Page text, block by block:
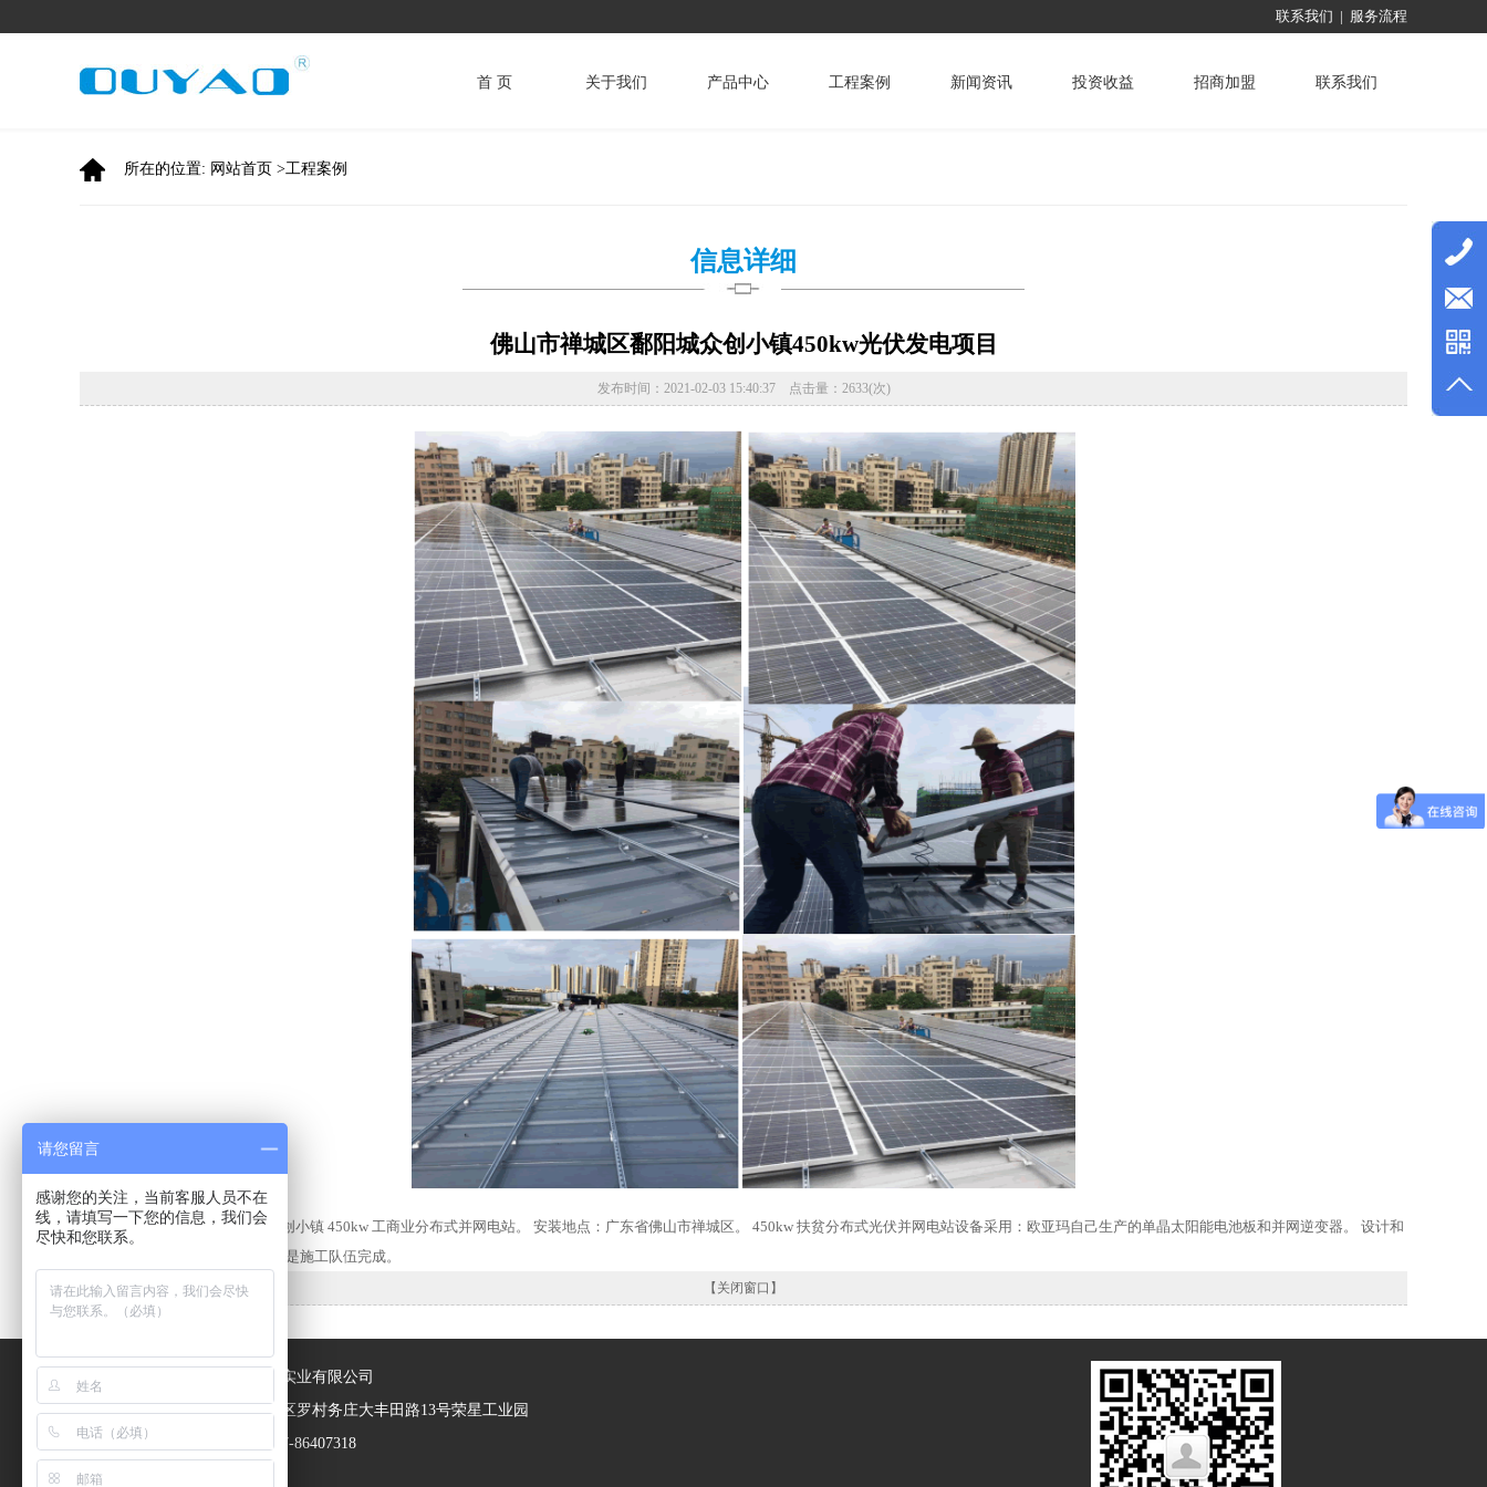
联系我们 | 服务流程
首 页 关于我们 产品中心 工程案例 新闻资讯 投资收益 招商加盟 联系我们
所在的位置: 网站首页 >工程案例
信息详细
佛山市禅城区鄱阳城众创小镇450kw光伏发电项目
发布时间：2021-02-03 15:40:37 点击量：2633(次)
项目名称：佛山市禅城区番阳众创小镇 450kw 工商业分布式并网电站。 安装地点：广东省佛山市禅城区。 450kw 扶贫分布式光伏并网电站设备采用：欧亚玛自己生产的单晶太阳能电池板和并网逆变器。 设计和
施工:均由欧亚玛自己的专业设计是施工队伍完成。
【关闭窗口】
版权所有：佛山市欧亚玛电器实业有限公司
公司地址：广东省佛山市南海区罗村务庄大丰田路13号荣星工业园
联系方式：13928564596、0757-86407318
邮 箱：ouyad@ouyad.com
请您留言
感谢您的关注，当前客服人员不在
线，请填写一下您的信息，我们会
尽快和您联系。